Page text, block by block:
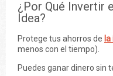
¿Por Qué Invertir
Idea?
Protege tus ahorros de
menos con el tiempo).
Puedes ganar dinero sin